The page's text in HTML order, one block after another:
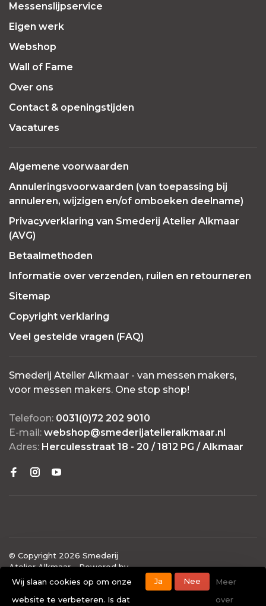
Messenslijpservice
Eigen werk
Webshop
Wall of Fame
Over ons
Contact & openingstijden
Vacatures
Algemene voorwaarden
Annuleringsvoorwaarden (van toepassing bij
annuleren, wijzigen en/of omboeken deelname)
Privacyverklaring van Smederij Atelier Alkmaar
(AVG)
Betaalmethoden
Informatie over verzenden, ruilen en retourneren
Sitemap
Copyright verklaring
Veel gestelde vragen (FAQ)
Smederij Atelier Alkmaar - van messen makers,
voor messen makers. One stop shop!
Telefoon: 0031(0)72 202 9010
E-mail: webshop@smederijatelieralkmaar.nl
Adres: Herculesstraat 18 - 20 / 1812 PG / Alkmaar
© Copyright 2026 Smederij
Atelier Alkmaar- Powered by
Lightspeed
- Theme by
Huysmans.me
-Smederij Atelier Alkmaar
Wij slaan cookies op om onze
website te verbeteren. Is dat
Ja Nee
Meer
over